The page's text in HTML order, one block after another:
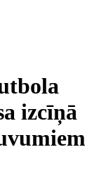
izcīņā